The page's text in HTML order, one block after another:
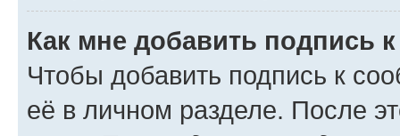
Как мне добавить подпись
Чтобы добавить подпись к
её в личном разделе. После